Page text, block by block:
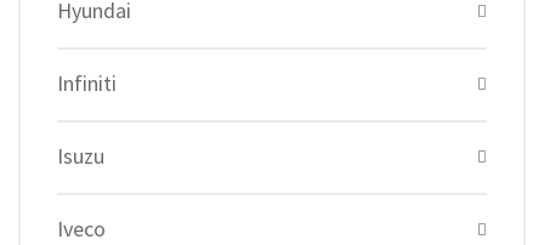
Hyundai
Infiniti
Isuzu
Iveco